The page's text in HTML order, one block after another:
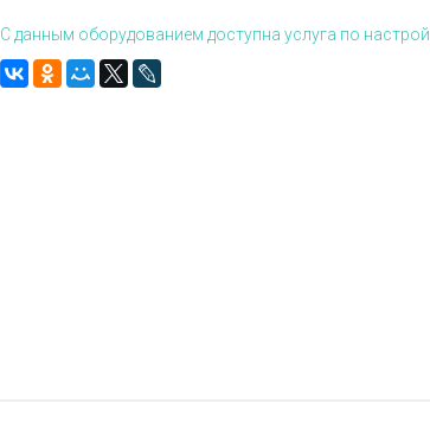
С данным оборудованием доступна услуга по